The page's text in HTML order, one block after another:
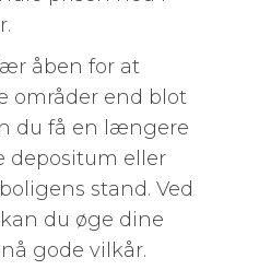
åben for at
områder end blot
du få en længere
depositum eller
stand. Ved
du øge dine
gode vilkår.